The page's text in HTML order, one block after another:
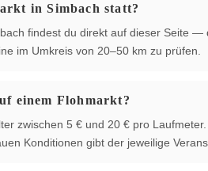
in Simbach statt?
findest du direkt auf dieser Seite
im Umkreis von 20–50 km zu prüfen.
einem Flohmarkt?
zwischen 5 € und 20 € pro
Konditionen gibt der jeweilige